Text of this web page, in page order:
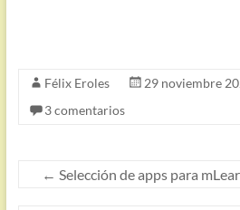
Félix Eroles 29 noviembre
3 comentarios
← Selección de apps para